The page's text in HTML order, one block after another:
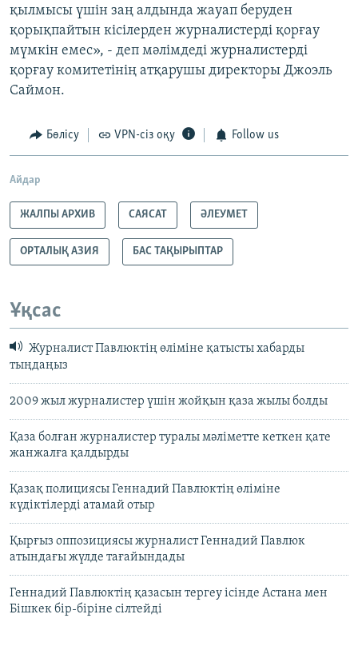
қылмысы үшін заң алдында жауап беруден
қорықпайтын кісілерден журналистерді қорғау
мүмкін емес», - деп мәлімдеді журналистерді
қорғау комитетінің атқарушы директоры Джоэль
Саймон.
Бөлісу VPN-сіз оқу Follow us
Айдар
ЖАЛПЫ АРХИВ САЯСАТ ӘЛЕУМЕТ
ОРТАЛЫҚ АЗИЯ БАС ТАҚЫРЫПТАР
Ұқсас
Журналист Павлюктің өліміне қатысты хабарды
тыңдаңыз
2009 жыл журналистер үшін жойқын қаза жылы болды
Қаза болған журналистер туралы мәліметте кеткен қате
жанжалға қалдырды
Қазақ полициясы Геннадий Павлюктің өліміне
күдіктілерді атамай отыр
Қырғыз оппозициясы журналист Геннадий Павлюк
атындағы жүлде тағайындады
Геннадий Павлюктің қазасын тергеу ісінде Астана мен
Бішкек бір-біріне сілтейді